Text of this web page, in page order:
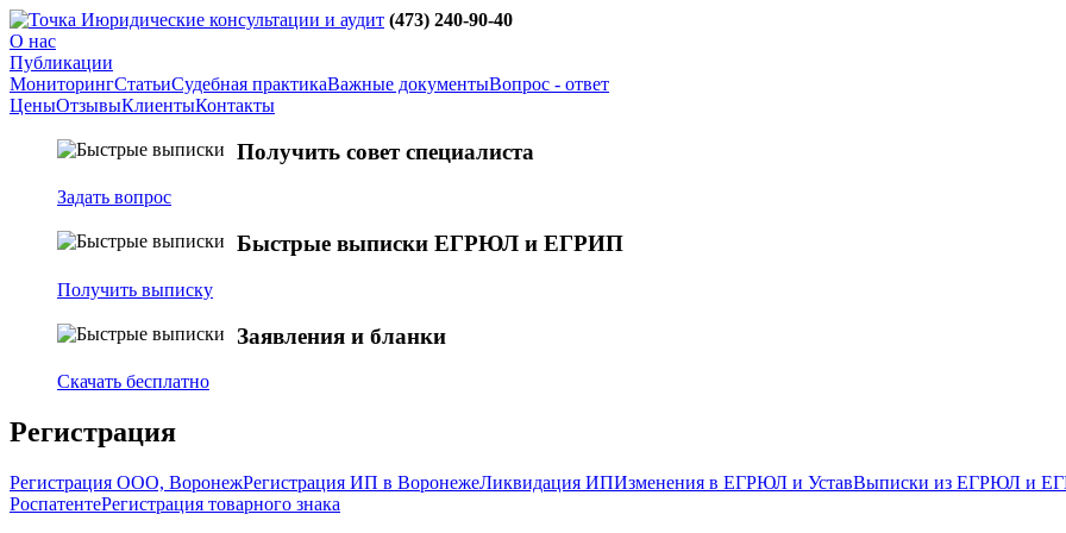
юридические консультации и аудит (473) 240-90-40
О нас
Публикации
МониторингСтатьиСудебная практикаВажные документыВопрос - ответ
ЦеныОтзывыКлиентыКонтакты
Получить совет специалиста
Задать вопрос
Быстрые выписки ЕГРЮЛ и ЕГРИП
Получить выписку
Заявления и бланки
Скачать бесплатно
Регистрация
Регистрация ООО, ВоронежРегистрация ИП в ВоронежеЛиквидация ИПИзменения в ЕГРЮЛ и УставВыписки из ЕГРЮЛ и
РоспатентеРегистрация товарного знака